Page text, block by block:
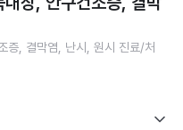
증, 결막염, 난시, 원시 진료/처